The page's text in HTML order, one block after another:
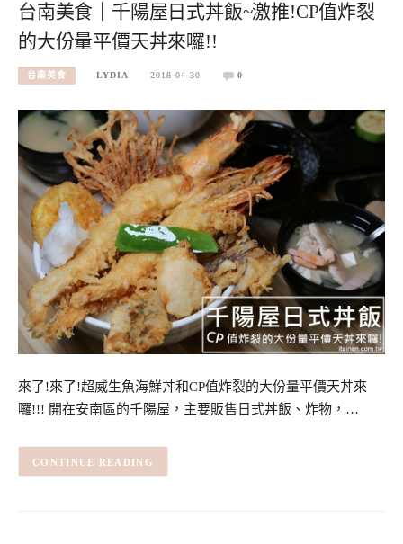
台南美食｜千陽屋日式丼飯~激推!CP值炸裂
的大份量平價天丼來囉!!
台南美食 LYDIA 2018-04-30 0
來了!來了!超威生魚海鮮丼和CP值炸裂的大份量平價天丼來
囉!!! 開在安南區的千陽屋，主要販售日式丼飯、炸物，…
CONTINUE READING